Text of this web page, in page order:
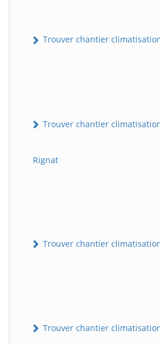
Trouver chantier
Trouver chantier
Rignat
Trouver chantier
Trouver chantier